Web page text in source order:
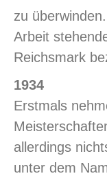
zu
Arbeit
Reichsmark
1934
Erstmals
allerdings
unter dem